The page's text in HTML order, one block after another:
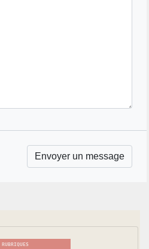
RUBRIQUES